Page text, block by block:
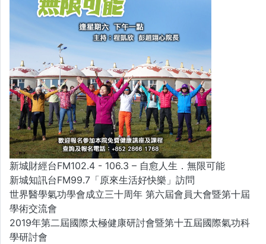
新城財經台FM102.4 - 106.3 – 自愈人生．無限可能
新城知訊台FM99.7「原來生活好快樂」訪問
世界醫學氣功學會成立三十周年 第六屆會員大會暨第十屆
學術交流會
2019年第二屆國際太極健康研討會暨第十五屆國際氣功科
學研討會